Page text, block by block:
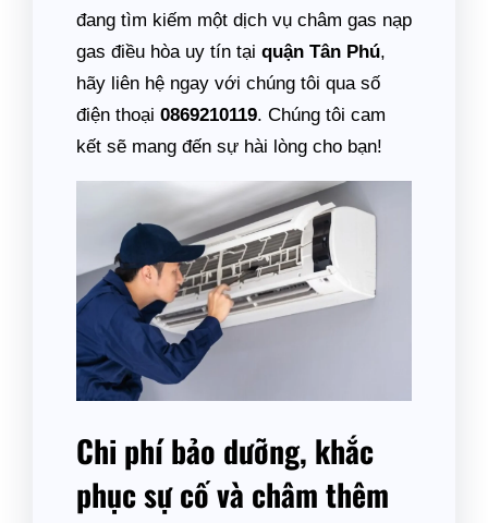
đang tìm kiếm một dịch vụ châm gas nạp
gas điều hòa uy tín tại quận Tân Phú,
hãy liên hệ ngay với chúng tôi qua số
điện thoại 0869210119. Chúng tôi cam
kết sẽ mang đến sự hài lòng cho bạn!
Chi phí bảo dưỡng, khắc
phục sự cố và châm thêm